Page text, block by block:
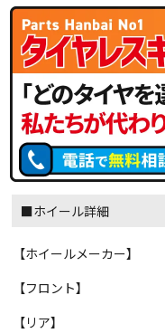
■ホイール詳細
【ホイールメーカー】
【フロント】
【リア】